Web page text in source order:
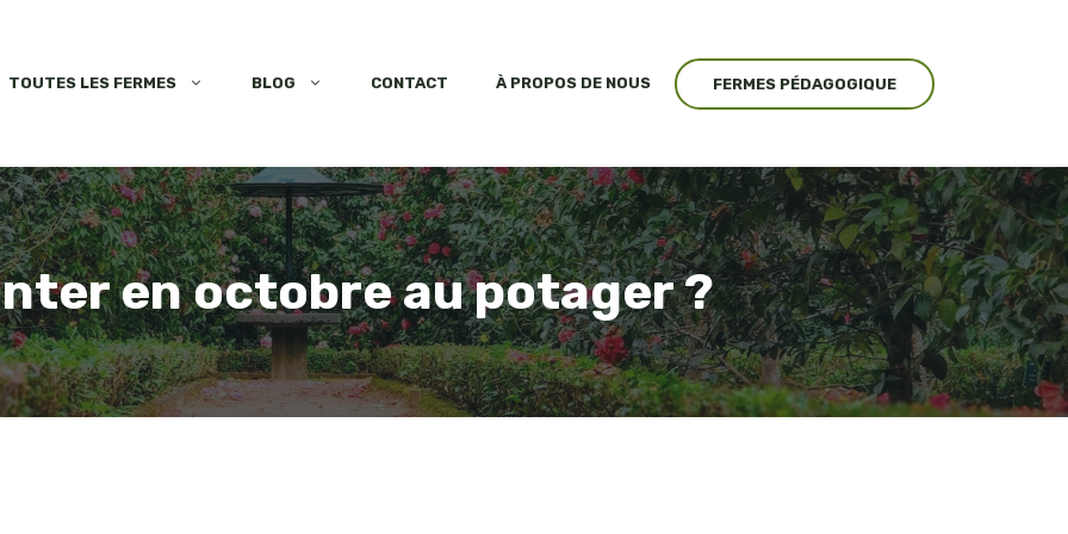
TOUTES LES FERMES BLOG CONTACT À PROPOS DE NOUS FERMES PÉDAGOGIQUE
en octobre au potager ?